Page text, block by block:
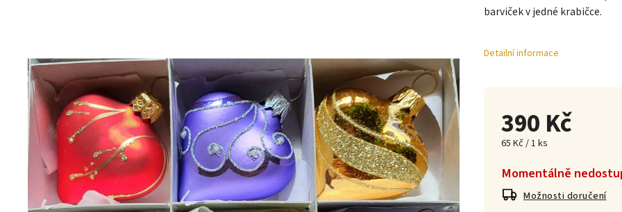
390 Kč
65 Kč / 1 ks
Momentálně
Možnosti doručení
barviček v jedné krabičce.
Detailní informace